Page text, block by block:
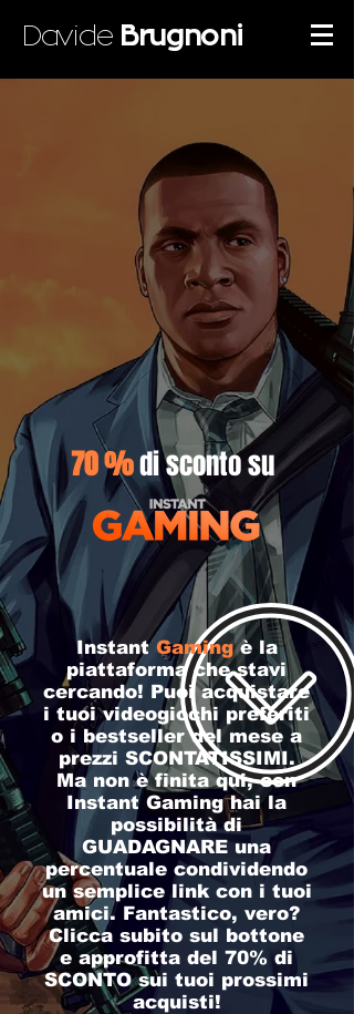
Davide Brugnoni
70 %di sconto su
Instant Gaming​è la
piattaforma che stavi
cercando! Puoi acquistare
i tuoi videogiochi preferiti
o i bestseller del mese a
prezzi SCONTATISSIMI.
Ma non è finita qui, con
Instant Gaming hai la
possibilità di
GUADAGNARE una
percentuale condividendo
un semplice link con i tuoi
amici. Fantastico, vero?
Clicca subito sul bottone
e approfitta del 70% di
SCONTO sui tuoi prossimi
acquisti!